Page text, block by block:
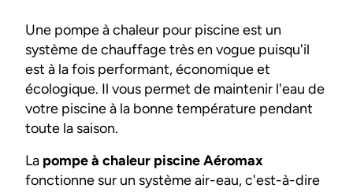
Une pompe à chaleur pour piscine est un
système de chauffage très en vogue puisqu'il
est à la fois performant, économique et
écologique. Il vous permet de maintenir l'eau de
votre piscine à la bonne température pendant
toute la saison.
La pompe à chaleur piscine Aéromax
fonctionne sur un système air-eau, c'est-à-dire